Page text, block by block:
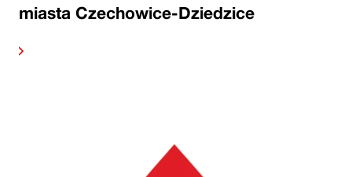
miasta Czechowice-Dziedzice